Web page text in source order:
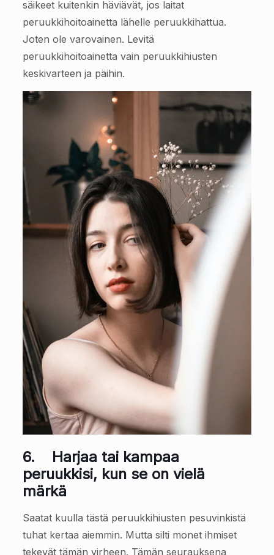
säikeet kuitenkin häviävät, jos laitat
peruukkihoitoainetta lähelle peruukkihattua.
Joten ole varovainen. Levitä
peruukkihoitoainetta vain peruukkihiusten
keskivarteen ja päihin.
6. Harjaa tai kampaa
peruukkisi, kun se on vielä
märkä
Saatat kuulla tästä peruukkihiusten pesuvinkistä
tuhat kertaa aiemmin. Mutta silti monet ihmiset
tekevät tämän virheen. Tämän seurauksena